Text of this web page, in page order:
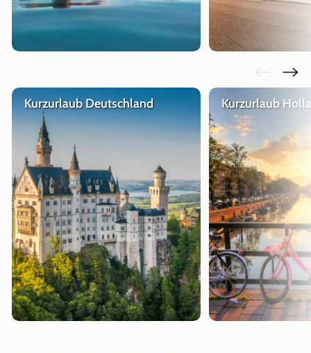
Kurzurlaub Deutschland Kurzurlaub